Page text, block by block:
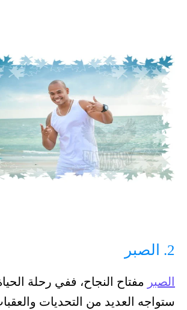
2. الصبر
الصبر مفتاح النجاح، ففي رحلة
ستواجه العديد من التحديات